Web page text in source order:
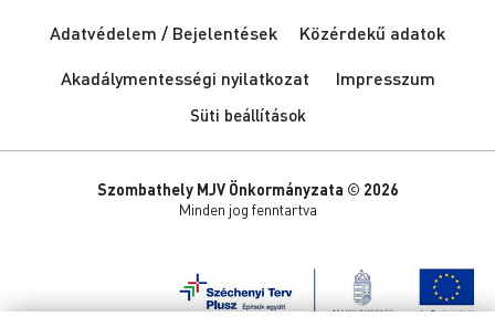
Adatvédelem / Bejelentések
Közérdekű adatok
Akadálymentességi nyilatkozat
Impresszum
Süti beállítások
Szombathely MJV Önkormányzata © 2026
Minden jog fenntartva